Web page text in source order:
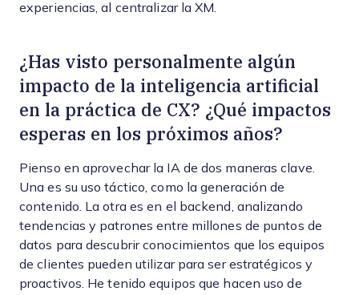
experiencias, al centralizar la XM.
¿Has visto personalmente algún
impacto de la inteligencia artificial
en la práctica de CX? ¿Qué impactos
esperas en los próximos años?
Pienso en aprovechar la IA de dos maneras clave.
Una es su uso táctico, como la generación de
contenido. La otra es en el backend, analizando
tendencias y patrones entre millones de puntos de
datos para descubrir conocimientos que los equipos
de clientes pueden utilizar para ser estratégicos y
proactivos. He tenido equipos que hacen uso de